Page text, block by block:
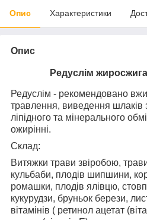
Опис Характеристики
Опис
Редуслім
Редуслім - рекомендовано
травлення, виведення шлаків
ліпідного та мінерального
ожирінні.
Склад:
Витяжки трави звіробою,
кульбаби, плодів шипшини,
ромашки, плодів ялівцю,
кукурудзи, бруньок берези,
вітамінів ( ретинол ацетат